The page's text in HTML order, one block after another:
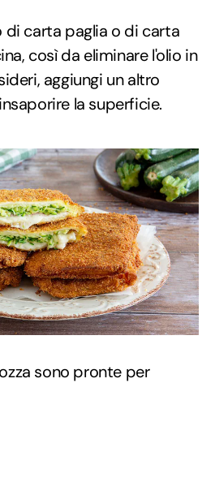
di carta paglia o di carta
così da eliminare l'olio in
aggiungi un altro
la superficie.
sono pronte per